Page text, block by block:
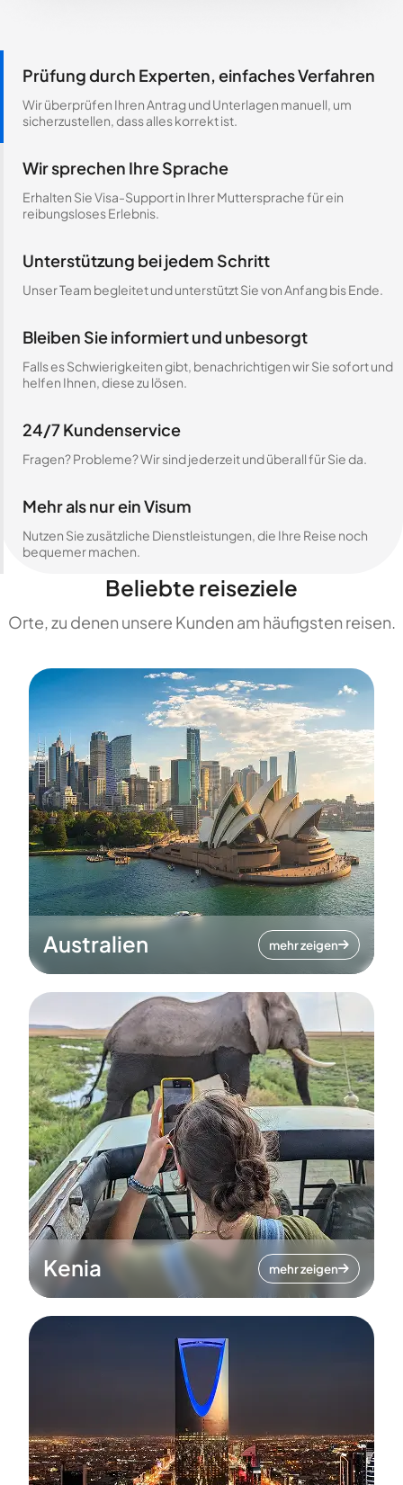
Prüfung durch Experten, einfaches Verfahren
Wir überprüfen Ihren Antrag und Unterlagen manuell, um
sicherzustellen, dass alles korrekt ist.
Wir sprechen Ihre Sprache
Erhalten Sie Visa-Support in Ihrer Muttersprache für ein
reibungsloses Erlebnis.
Unterstützung bei jedem Schritt
Unser Team begleitet und unterstützt Sie von Anfang bis Ende.
Bleiben Sie informiert und unbesorgt
Falls es Schwierigkeiten gibt, benachrichtigen wir Sie sofort und
helfen Ihnen, diese zu lösen.
24/7 Kundenservice
Fragen? Probleme? Wir sind jederzeit und überall für Sie da.
Mehr als nur ein Visum
Nutzen Sie zusätzliche Dienstleistungen, die Ihre Reise noch
bequemer machen.
Beliebte reiseziele
Orte, zu denen unsere Kunden am häufigsten reisen.
Australien mehr zeigen
Kenia mehr zeigen